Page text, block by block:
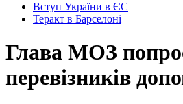
Вступ України в ЄС
Теракт в Барселоні
Глава МОЗ
перевізників